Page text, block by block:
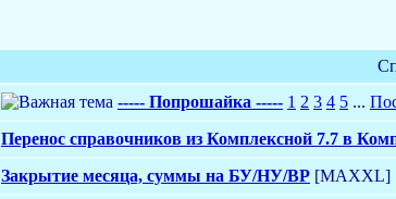
----- Попрошайка ----- 1 2 3 4 5 ...
Перенос справочников из Комплексной 7.7 в
Закрытие месяца, суммы на БУ/НУ/ВР [MAXXL]